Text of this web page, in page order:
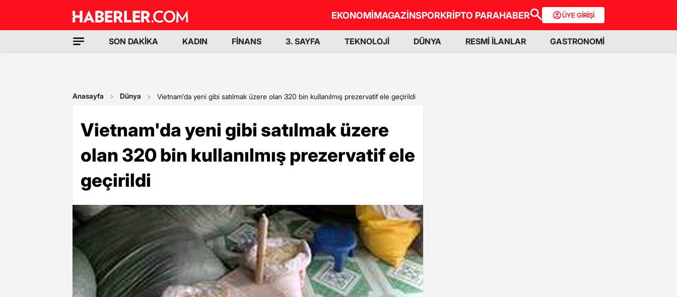
EKONOMİMAGAZİNSPORKRİPTO PARAHABER ÜYE GİRİŞİ
SON DAKİKA KADIN FİNANS 3. SAYFA TEKNOLOJİ DÜNYA RESMİ İLANLAR GASTRONOMİ
Anasayfa Dünya Vietnam'da yeni gibi satılmak üzere olan 320 bin kullanılmış prezervatif ele geçirildi
Vietnam'da yeni gibi satılmak üzere
olan 320 bin kullanılmış prezervatif ele
geçirildi